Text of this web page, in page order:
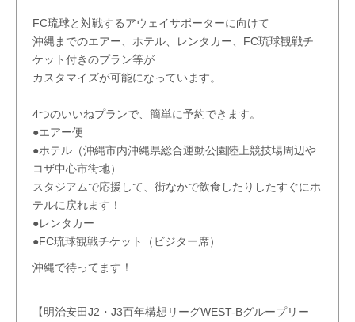
FC琉球と対戦するアウェイサポーターに向けて
沖縄までのエアー、ホテル、レンタカー、FC琉球観戦チ
ケット付きのプラン等が
カスタマイズが可能になっています。
4つのいいねプランで、簡単に予約できます。
●エアー便
●ホテル（沖縄市内沖縄県総合運動公園陸上競技場周辺や
コザ中心市街地）
スタジアムで応援して、街なかで飲食したりしたすぐにホ
テルに戻れます！
●レンタカー
●FC琉球観戦チケット（ビジター席）
沖縄で待ってます！
【明治安田J2・J3百年構想リーグWEST-Bグループリー